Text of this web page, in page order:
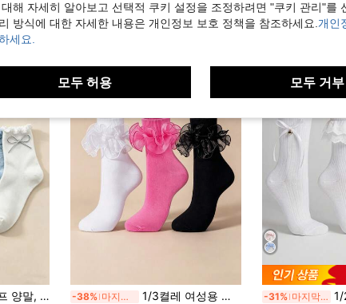
화적인 원단, 통기성 및 습기 흡수, 남녀 공용. 술, 양귀비 꽃, 스티치 등의 장식이 포함됩니다. -38% 마지막 2일 1/3켤레 여성용 플리츠 커프와 더블 레이스 양말 -31% 마지막 3일 1/2/3켤레
해 자세히 알아보고 선택적 쿠키 설정을 조정하려면 "쿠키 관리"를
방식에 대한 자세한 내용은 개인정보 보호 정책을 참조하세요. 개인
세요.
모두 허용 모두 거부